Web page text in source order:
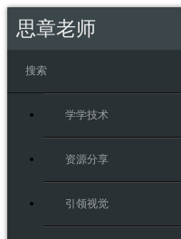
思章老师
学学技术
资源分享
引领视觉